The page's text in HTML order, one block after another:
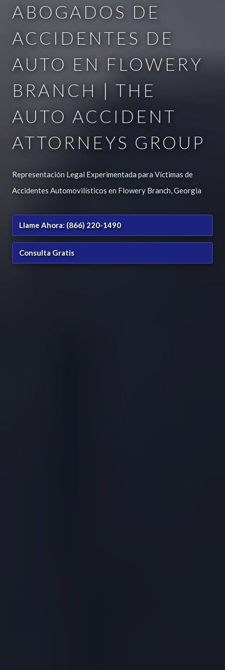
ABOGADOS DE
ACCIDENTES DE
AUTO EN FLOWERY
BRANCH | THE
AUTO ACCIDENT
ATTORNEYS GROUP
Representación Legal Experimentada para Víctimas de
Accidentes Automovilísticos en Flowery Branch, Georgia
Llame Ahora: (866) 220-1490
Consulta Gratis